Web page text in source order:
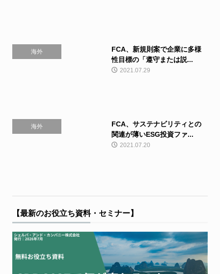
海外
FCA、新規則案で企業に多様
性目標の「遵守または説...
2021.07.29
海外
FCA、サステナビリティとの
関連が薄いESG投資ファ...
2021.07.20
【最新のお役立ち資料・セミナー】